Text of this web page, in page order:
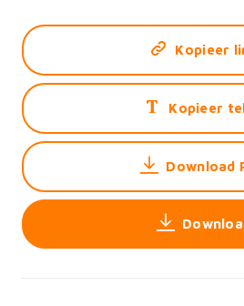
Kopieer
Kopieer
Download